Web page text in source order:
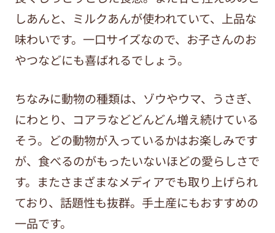
しあんと、ミルクあんが使われていて、上品な
味わいです。一口サイズなので、お子さんのお
やつなどにも喜ばれるでしょう。
ちなみに動物の種類は、ゾウやウマ、うさぎ、
にわとり、コアラなどどんどん増え続けている
そう。どの動物が入っているかはお楽しみです
が、食べるのがもったいないほどの愛らしさで
す。またさまざまなメディアでも取り上げられ
ており、話題性も抜群。手土産にもおすすめの
一品です。